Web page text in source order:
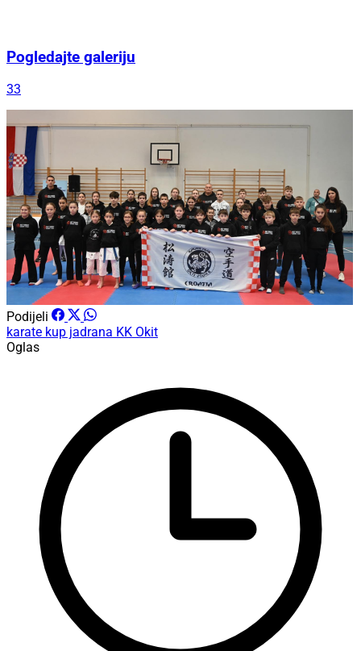
Pogledajte galeriju
33
Podijeli
karate kup jadrana KK Okit
Oglas